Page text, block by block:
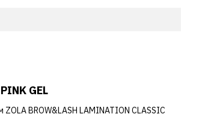
GEL
BROW&LASH LAMINATION CLASSIC